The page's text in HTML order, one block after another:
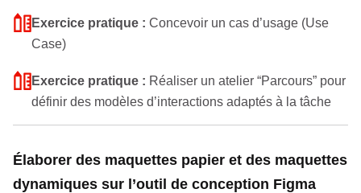
Exercice pratique : Concevoir un cas d’usage (Use
Case)
Exercice pratique : Réaliser un atelier “Parcours” pour
définir des modèles d’interactions adaptés à la tâche
Élaborer des maquettes papier et des maquettes
dynamiques sur l’outil de conception Figma